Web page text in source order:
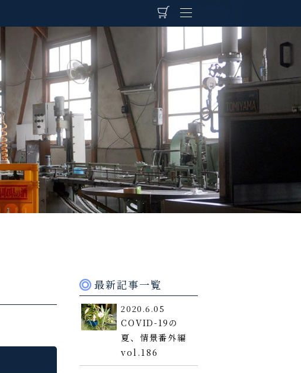
最新記事一覧
2020.6.05
COVID-19の
夏、情景番外編
vol.186